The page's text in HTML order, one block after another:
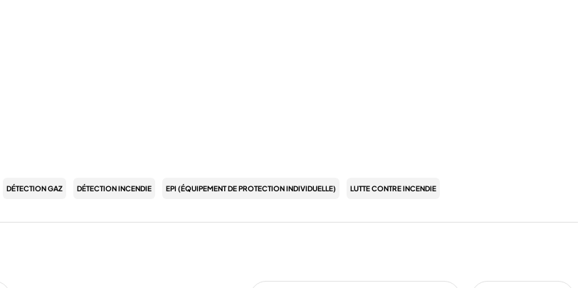
DÉTECTION GAZ DÉTECTION INCENDIE EPI (ÉQUIPEMENT DE PROTECTION INDIVIDUELLE) LUTTE CONTRE INCENDIE